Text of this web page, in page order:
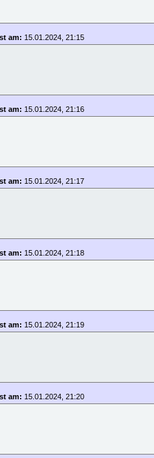
am: 15.01.2024, 21:15
am: 15.01.2024, 21:16
am: 15.01.2024, 21:17
am: 15.01.2024, 21:18
am: 15.01.2024, 21:19
am: 15.01.2024, 21:20